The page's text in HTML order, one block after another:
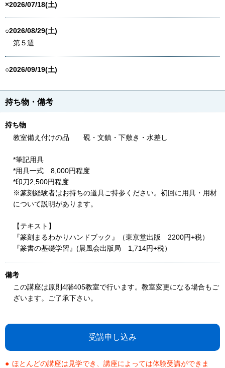
×2026/07/18(土)
○2026/08/29(土)
第５週
○2026/09/19(土)
持ち物・備考
持ち物
教室備え付けの品 硯・文鎮・下敷き・水差し
*筆記用具
*用具一式 8,000円程度
*印刀2,500円程度
※篆刻経験者はお持ちの道具ご持参ください。初回に用具・用材
について説明があります。
【テキスト】
『篆刻まるわかりハンドブック』（東京堂出版 2200円+税）
『篆書の基礎学習』(晨風会出版局 1,714円+税）
備考
この講座は原則4階405教室で行います。教室変更になる場合もご
ざいます。ご了承下さい。
受講申し込み
ほとんどの講座は見学でき、講座によっては体験受講ができま